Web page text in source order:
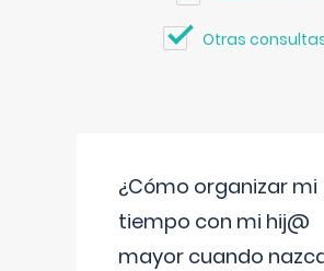
Otras
¿Cómo organizar mi
tiempo con mi hij@
mayor cuando